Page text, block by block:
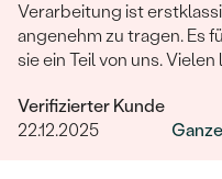
Verarbeitung ist
angenehm zu tragen. Es
sie ein Teil von uns.
und Ihre Marke unseren
weiterempfehlen.
Verifizierter Kunde
22.12.2025